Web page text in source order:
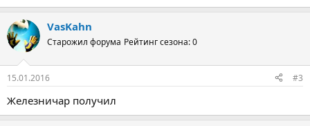
VasKahn
Старожил форума Рейтинг сезона: 0
15.01.2016 #3
Железничар получил